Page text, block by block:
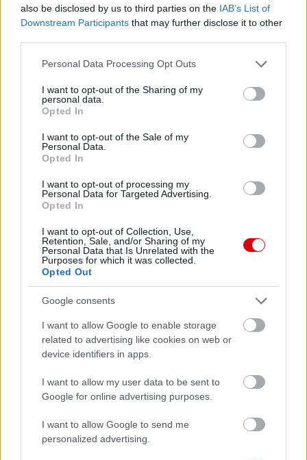
also be disclosed by us to third parties on the IAB’s List of
Downstream Participants that may further disclose it to other
Please note that this website/app uses one or more Google
not limited to your visit or usage behaviour. You may click to
grant or deny consent to Google and its third-party tags to
use your data for below specified purposes in below Google
consent section.
Personal Data Processing Opt Outs
I want to opt-out of the Sharing of my
personal data.
Opted In
I want to opt-out of the Sale of my
Personal Data.
Opted In
I want to opt-out of processing my
Personal Data for Targeted Advertising.
Opted In
I want to opt-out of Collection, Use,
Retention, Sale, and/or Sharing of my
Personal Data that Is Unrelated with the
Purposes for which it was collected.
Opted Out
Google consents
I want to allow Google to enable storage
related to advertising like cookies on web or
device identifiers in apps.
I want to allow my user data to be sent to
Google for online advertising purposes.
I want to allow Google to send me
personalized advertising.
Meccs Center
Paris Saint-Germain
Manchester United
Felkészülési szezon 4. mérkőzés
Nya Ullevi, Göteborg
2026-08-08 17:00